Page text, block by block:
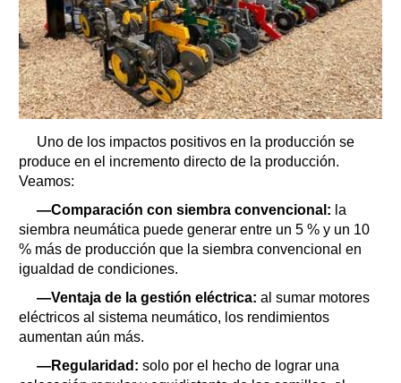
Uno de los impactos positivos en la producción se
produce en el incremento directo de la producción.
Veamos:
—Comparación con siembra convencional: la
siembra neumática puede generar entre un 5 % y un 10
% más de producción que la siembra convencional en
igualdad de condiciones.
—Ventaja de la gestión eléctrica: al sumar motores
eléctricos al sistema neumático, los rendimientos
aumentan aún más.
—Regularidad: solo por el hecho de lograr una